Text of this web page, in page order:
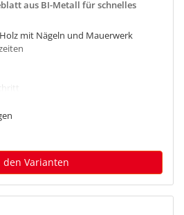
aus BI-Metall für schnelles
mit Nägeln und Mauerwerk
den Varianten